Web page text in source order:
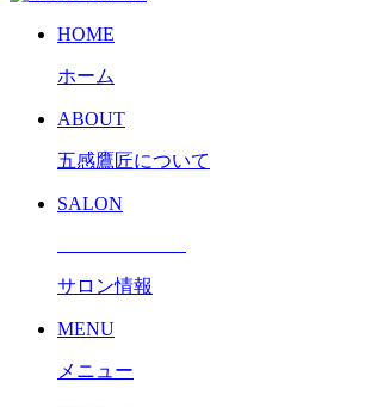
HOME
ホーム
ABOUT
五感鷹匠について
SALON
サロン情報
MENU
メニュー